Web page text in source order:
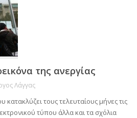
της ανεργίας
Λάγγας
κατακλύζει τους τελευταίους μήνες τις
τύπου άλλα και τα σχόλια